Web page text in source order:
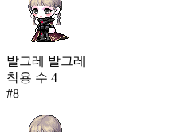
발그레 발그레
착용 수 4
#8